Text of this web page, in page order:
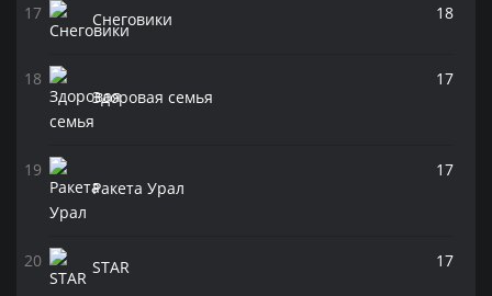
Снеговики 18
Здоровая семья
17
Ракета Урал
17
STAR 17